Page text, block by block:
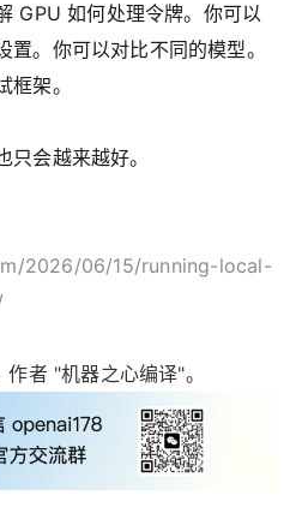
GPU 如何处理令牌。你可以
。你可以对比不同的模型。
架。
会越来越好。
2026/06/15/running-local-
者 "机器之心编译"。